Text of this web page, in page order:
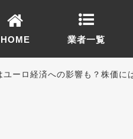
HOME 業者一覧
ユーロ経済への影響も？株価に